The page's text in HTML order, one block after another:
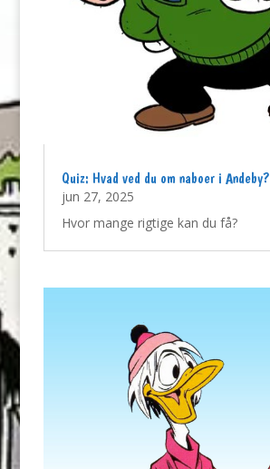
Quiz: Hvad ved du om naboer i Andeby?
jun 27, 2025
Hvor mange rigtige kan du få?